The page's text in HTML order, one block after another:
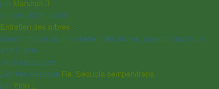
par Marshall
le
dernier
message
25 nov. 2019, 00:22
Entretien des arbres
Besoin d'aide pour l'entretien des arbres, questionnez nous!
472 Sujets
1435 Messages
Dernier message Re: Séquoia sempervirens
par Yjdo